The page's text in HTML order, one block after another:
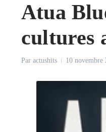
Atua
cultures
Par actushits 10 novembre